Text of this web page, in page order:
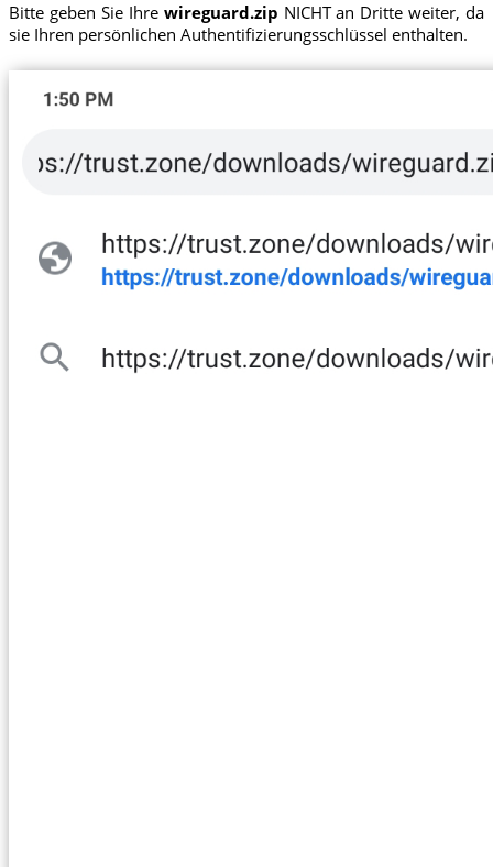
Bitte geben Sie Ihre wireguard.zip NICHT an Dritte weiter, da
sie Ihren persönlichen Authentifizierungsschlüssel enthalten.